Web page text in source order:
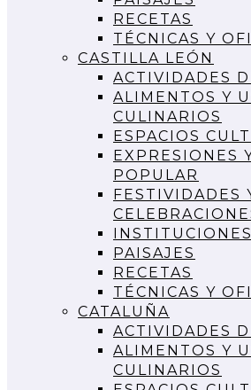
RECETAS
TÉCNICAS Y
CASTILLA LEÓN
ACTIVIDADES
ALIMENTOS Y
CULINARIOS
ESPACIOS
EXPRESIONES
POPULAR
FESTIVIDADES
INSTITUCIONES
PAISAJES
RECETAS
TÉCNICAS Y
CATALUÑA
ACTIVIDADES
ALIMENTOS Y
CULINARIOS